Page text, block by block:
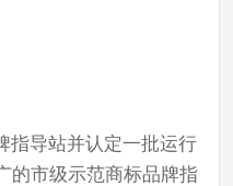
导站并认定一批运行
的市级示范商标品牌指